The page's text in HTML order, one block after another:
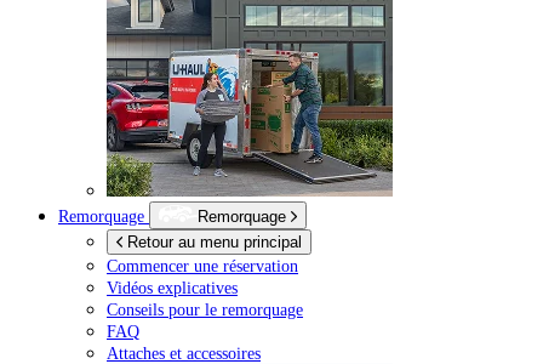
Remorquage
Remorquage
Retour au menu principal
Commencer une réservation
Vidéos explicatives
Conseils pour le remorquage
FAQ
Attaches et accessoires